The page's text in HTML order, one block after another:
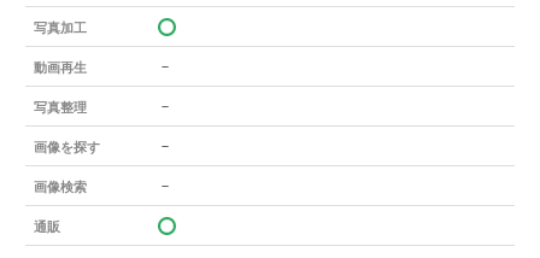
写真加工
動画再生 －
写真整理 －
画像を探す －
画像検索 －
通販